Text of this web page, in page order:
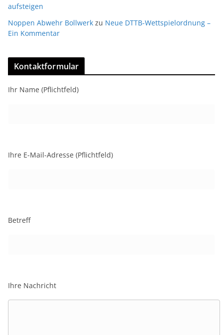
aufsteigen
Noppen Abwehr Bollwerk zu Neue DTTB-Wettspielordnung –
Ein Kommentar
Kontaktformular
Ihr Name (Pflichtfeld)
Ihre E-Mail-Adresse (Pflichtfeld)
Betreff
Ihre Nachricht